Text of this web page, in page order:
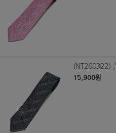
(NT260322)
15,900원